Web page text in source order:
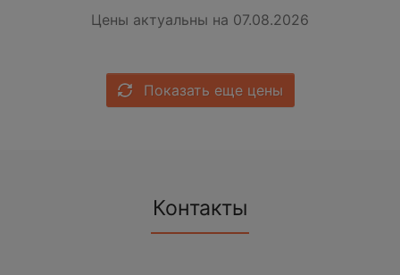
Цены актуальны на 07.08.2026
Показать еще цены
Контакты